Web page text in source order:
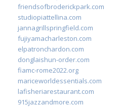
friendsofbroderickpark.com
studiopiattellina.com
jannagrillspringfield.com
fujiyamacharleston.com
elpatronchardon.com
donglaishun-order.com
fiamc-rome2022.org
mariceworldessentials.com
lafisheriarestaurant.com
915jazzandmore.com